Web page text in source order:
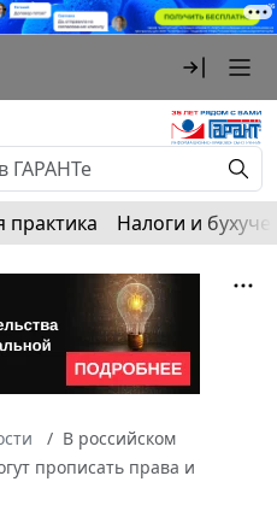
практика Налоги и
В российском
прописать права и